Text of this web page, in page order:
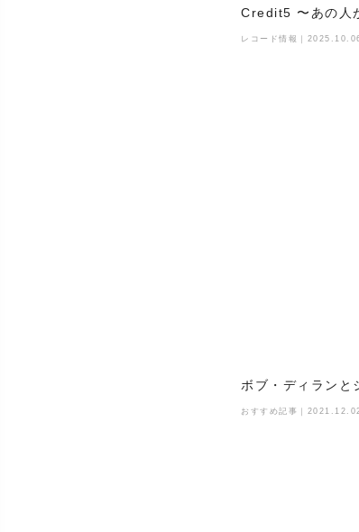
Credit5 〜あの人
レコード情報｜
ボブ・ディラン
おすすめ記事｜